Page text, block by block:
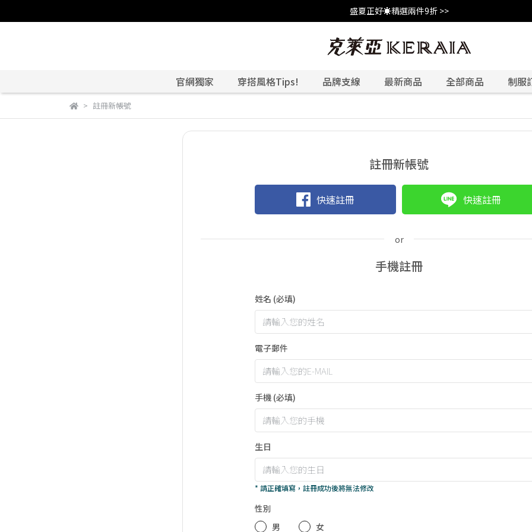
盛夏正好☀️精選兩件9折 >>
官網獨家 穿搭風格Tips! 品牌支線 最新商品 全部商品 制服
註冊新帳號
註冊新帳號
快速註冊 快速註冊
手機註冊
姓名 (必填)
電子郵件
手機 (必填)
生日
* 請正確填寫，註冊成功後將無法修改
性別
男
女